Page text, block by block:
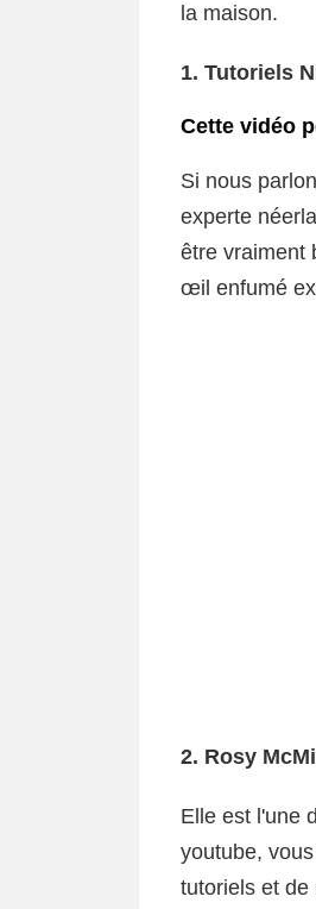
la maison.
1. Tutoriels
Cette vidéo
Si nous
experte
être vraiment
œil enfumé
2. Rosy
Elle est l'une
youtube,
tutoriels et de